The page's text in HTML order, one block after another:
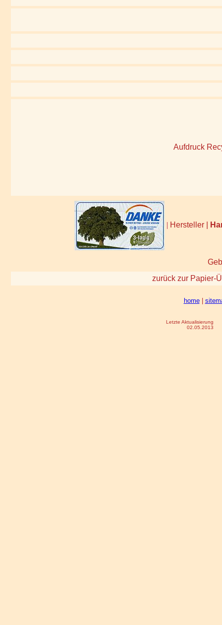
Aufdruck
| Hersteller |
zurück zur Papier-
home|
Letzte Aktualisierung
02.05.2013